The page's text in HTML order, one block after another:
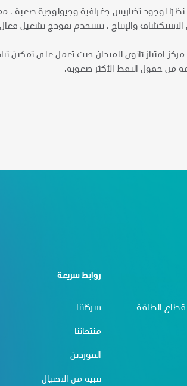
نظرًا لوجود تضاريس جغرافية وجيولوجية صعبة ،
والإنتاج ، نستخدم نموذج تشغيل
مركز امتياز ثانوي للميدان حيث تعمل على
من حقول النفط الأكثر صعوبة.
قطاع الطاقة
روابط سريعة
شركائنا
منتجاتنا
الموردين
تنبيه من الاحتيال